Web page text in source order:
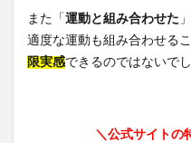
また「 運動と組み合わせた
適度な運動も組み合わせる
限実感できるのではないでし
＼公式サイトの